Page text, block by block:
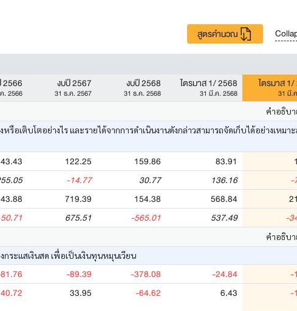
สูตรคำนวณ
2566
. 2566
งบปี 2567
31 ธ.ค. 2567
งบปี 2568
31 ธ.ค. 2568
ไตรมาส 1/ 2568
31 มี.ค. 2568
ไตรมาส
31 มี.
คำอธิบา
อเติบโตอย่างไร และรายได้จากการดำเนินงานดังกล่าวสามารถจัดเก็บได้อย่างเหมา
122.25 159.86 83.91
-14.77 30.77 136.16 -
43.88 719.39 154.38 568.84
675.51 -565.01 537.49 -
คำอธิบา
ระแสเงินสด เพื่อเป็นเงินทุนหมุนเวียน
-89.39 -378.08 -24.84 -
33.95 -64.62 6.43 -